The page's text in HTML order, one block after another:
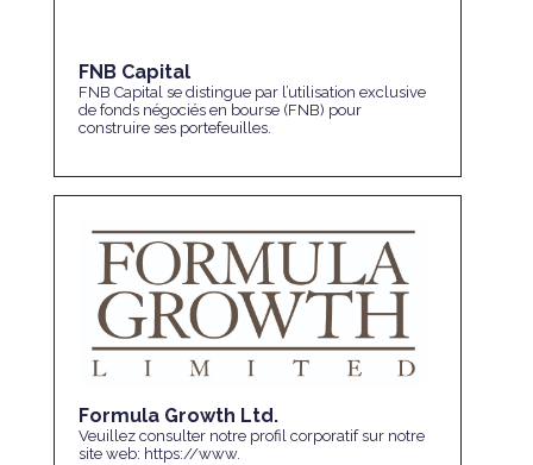
FNB Capital
FNB Capital se distingue par l’utilisation exclusive
de fonds négociés en bourse (FNB) pour
construire ses portefeuilles.
Formula Growth Ltd.
Veuillez consulter notre profil corporatif sur notre
site web: https://www.